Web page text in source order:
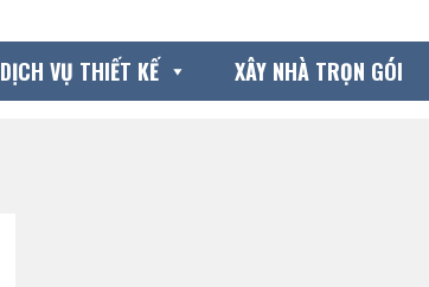
DỊCH VỤ THIẾT KẾ XÂY NHÀ TRỌN GÓI